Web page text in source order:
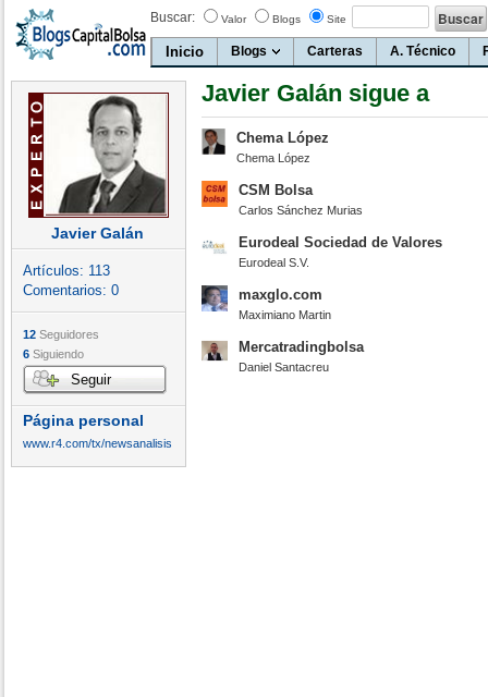
Buscar: Valor Blogs Site
Inicio Blogs Carteras A. Técnico
Javier Galán
Artículos: 113
Comentarios: 0
12 Seguidores
6 Siguiendo
Seguir
Página personal
www.r4.com/tx/newsanalisis
Javier Galán sigue a
Chema López
Chema López
CSM Bolsa
Carlos Sánchez Murias
Eurodeal Sociedad de Valores
Eurodeal S.V.
maxglo.com
Maximiano Martin
Mercatradingbolsa
Daniel Santacreu